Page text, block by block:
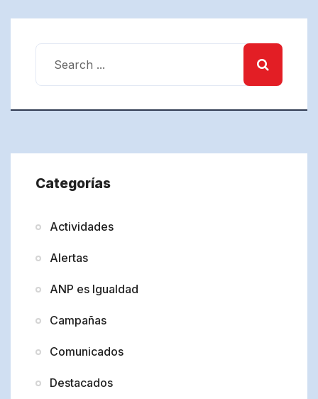
Categorías
Actividades
Alertas
ANP es Igualdad
Campañas
Comunicados
Destacados